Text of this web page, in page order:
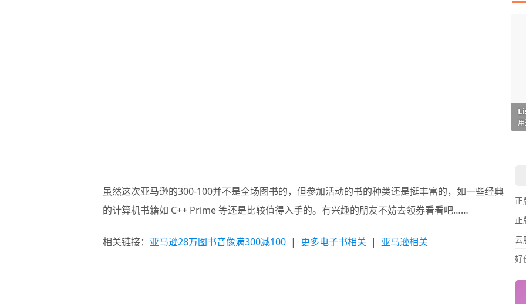
虽然这次亚马逊的300-100并不是全场图书的，但参加活动的书的种类还是挺丰富的，如一些经典
的计算机书籍如 C++ Prime 等还是比较值得入手的。有兴趣的朋友不妨去领券看看吧……
相关链接： 亚马逊28万图书音像满300减100| 更多电子书相关 | 亚马逊相关
正
正
云
好